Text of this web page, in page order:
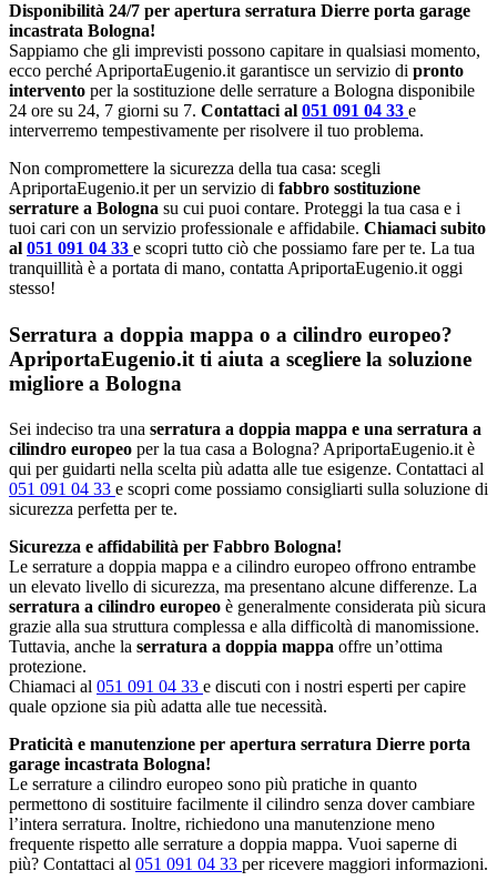
Disponibilità 24/7 per apertura serratura Dierre porta garage
incastrata Bologna!
Sappiamo che gli imprevisti possono capitare in qualsiasi momento,
ecco perché ApriportaEugenio.it garantisce un servizio di pronto
intervento per la sostituzione delle serrature a Bologna disponibile
24 ore su 24, 7 giorni su 7. Contattaci al 051 091 04 33 e
interverremo tempestivamente per risolvere il tuo problema.
Non compromettere la sicurezza della tua casa: scegli
ApriportaEugenio.it per un servizio di fabbro sostituzione
serrature a Bologna su cui puoi contare. Proteggi la tua casa e i
tuoi cari con un servizio professionale e affidabile. Chiamaci subito
al 051 091 04 33 e scopri tutto ciò che possiamo fare per te. La tua
tranquillità è a portata di mano, contatta ApriportaEugenio.it oggi
stesso!
Serratura a doppia mappa o a cilindro europeo?
ApriportaEugenio.it ti aiuta a scegliere la soluzione
migliore a Bologna
Sei indeciso tra una serratura a doppia mappa e una serratura a
cilindro europeo per la tua casa a Bologna? ApriportaEugenio.it è
qui per guidarti nella scelta più adatta alle tue esigenze. Contattaci al
051 091 04 33 e scopri come possiamo consigliarti sulla soluzione di
sicurezza perfetta per te.
Sicurezza e affidabilità per Fabbro Bologna!
Le serrature a doppia mappa e a cilindro europeo offrono entrambe
un elevato livello di sicurezza, ma presentano alcune differenze. La
serratura a cilindro europeo è generalmente considerata più sicura
grazie alla sua struttura complessa e alla difficoltà di manomissione.
Tuttavia, anche la serratura a doppia mappa offre un’ottima
protezione.
Chiamaci al 051 091 04 33 e discuti con i nostri esperti per capire
quale opzione sia più adatta alle tue necessità.
Praticità e manutenzione per apertura serratura Dierre porta
garage incastrata Bologna!
Le serrature a cilindro europeo sono più pratiche in quanto
permettono di sostituire facilmente il cilindro senza dover cambiare
l’intera serratura. Inoltre, richiedono una manutenzione meno
frequente rispetto alle serrature a doppia mappa. Vuoi saperne di
più? Contattaci al 051 091 04 33 per ricevere maggiori informazioni.